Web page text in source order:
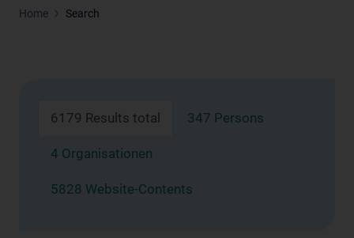
Home Search
6179 Results total 347 Persons
4 Organisationen
5828 Website-Contents